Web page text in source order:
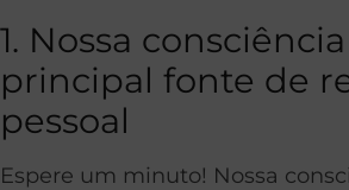
1. Nossa
principal fonte de
pessoal
Espere um minuto! Nossa